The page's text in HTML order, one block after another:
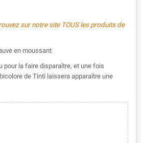
sur notre site TOUS les produits de
en moussant
pour la faire disparaître, et une fois
de Tinti laissera apparaître une